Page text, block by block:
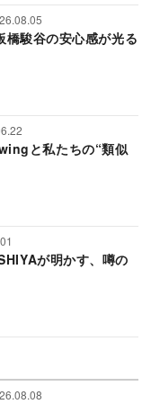
橋駿谷の安心感が光る
と私たちの“類似
が明かす、噂の